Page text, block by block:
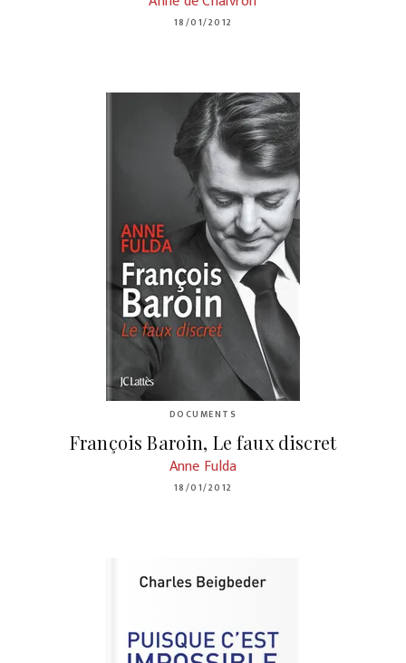
18/01/2012
DOCUMENTS
François Baroin, Le faux discret
Anne Fulda
18/01/2012